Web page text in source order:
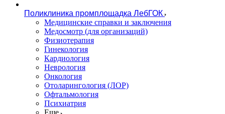
Поликлиника промплощадка ЛебГОК
Медицинские справки и заключения
Медосмотр (для организаций)
Физиотерапия
Гинекология
Кардиология
Неврология
Онкология
Отоларингология (ЛОР)
Офтальмология
Психиатрия
Еще